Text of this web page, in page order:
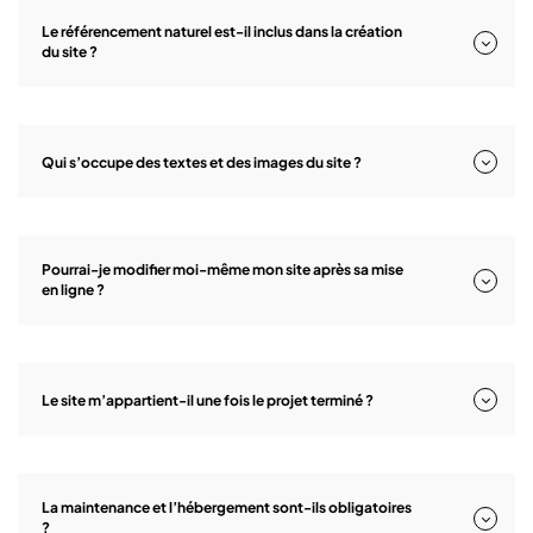
Le référencement naturel est-il inclus dans la création
du site ?
Qui s’occupe des textes et des images du site ?
Pourrai-je modifier moi-même mon site après sa mise
en ligne ?
Le site m’appartient-il une fois le projet terminé ?
La maintenance et l’hébergement sont-ils obligatoires
?